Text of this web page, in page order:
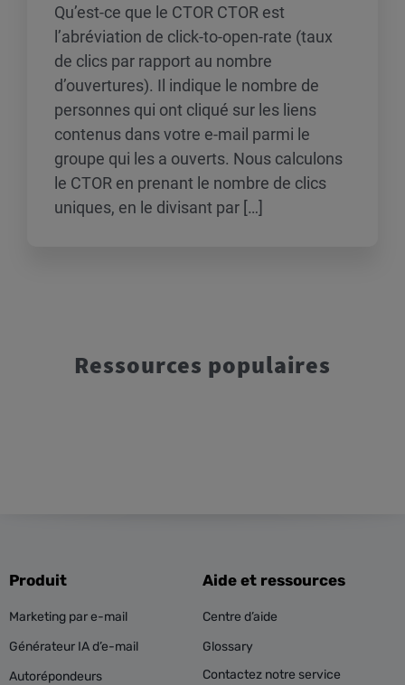
Qu’est-ce que le CTOR CTOR est
l’abréviation de click-to-open-rate (taux
de clics par rapport au nombre
d’ouvertures). Il indique le nombre de
personnes qui ont cliqué sur les liens
contenus dans votre e-mail parmi le
groupe qui les a ouverts. Nous calculons
le CTOR en prenant le nombre de clics
uniques, en le divisant par […]
Ressources populaires
Produit
Marketing par e-mail
Générateur IA d’e-mail
Autorépondeurs
Aide et ressources
Centre d’aide
Glossary
Contactez notre service